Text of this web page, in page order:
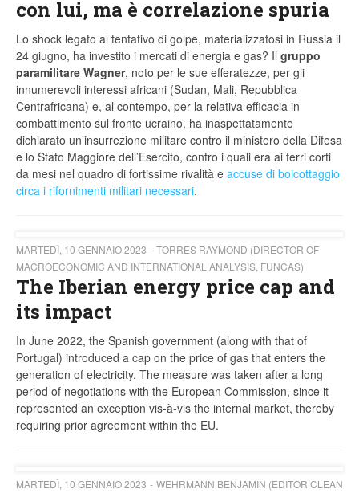
con lui, ma è correlazione spuria
Lo shock legato al tentativo di golpe, materializzatosi in Russia il
24 giugno, ha investito i mercati di energia e gas? Il gruppo
paramilitare Wagner, noto per le sue efferatezze, per gli
innumerevoli interessi africani (Sudan, Mali, Repubblica
Centrafricana) e, al contempo, per la relativa efficacia in
combattimento sul fronte ucraino, ha inaspettatamente
dichiarato un’insurrezione militare contro il ministero della Difesa
e lo Stato Maggiore dell’Esercito, contro i quali era ai ferri corti
da mesi nel quadro di fortissime rivalità e accuse di boicottaggio
circa i rifornimenti militari necessari.
MARTEDÌ, 10 GENNAIO 2023
TORRES RAYMOND (DIRECTOR OF
MACROECONOMIC AND INTERNATIONAL ANALYSIS, FUNCAS)
The Iberian energy price cap and
its impact
In June 2022, the Spanish government (along with that of
Portugal) introduced a cap on the price of gas that enters the
generation of electricity. The measure was taken after a long
period of negotiations with the European Commission, since it
represented an exception vis-à-vis the internal market, thereby
requiring prior agreement within the EU.
MARTEDÌ, 10 GENNAIO 2023
WEHRMANN BENJAMIN (EDITOR CLEAN